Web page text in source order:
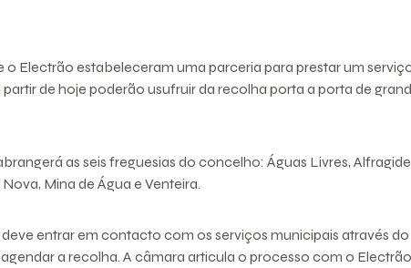
o Electrão estabeleceram uma parceria para prestar um
de hoje poderão usufruir da recolha porta a porta de
as seis freguesias do concelho: Águas Livres,
Mina de Água e Venteira.
entrar em contacto com os serviços municipais através do
a recolha. A câmara articula o processo com o